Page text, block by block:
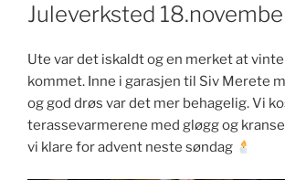
Juleverksted
Ute var det iskaldt og en merket at
kommet. Inne i garasjen til Siv Merete
og god drøs var det mer behagelig. Vi
terassevarmerene med gløgg og
vi klare for advent neste søndag